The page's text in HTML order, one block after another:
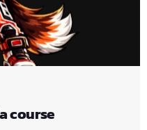
course